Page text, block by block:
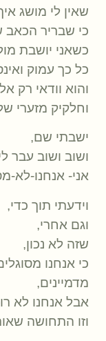
שאין לי מושג
כי שבריר
כשאני יושבת
כל כך עמוק
והוא וודאי רק
וחלקיק מזערי
ישבתי שם,
ושוב ושוב
אני- אנחנו-לא-
וידעתי תוך כדי,
וגם אחרי,
שזה לא נכון,
כי אנחנו
מדמיינים,
אבל אנחנו לא
וזו התחושה